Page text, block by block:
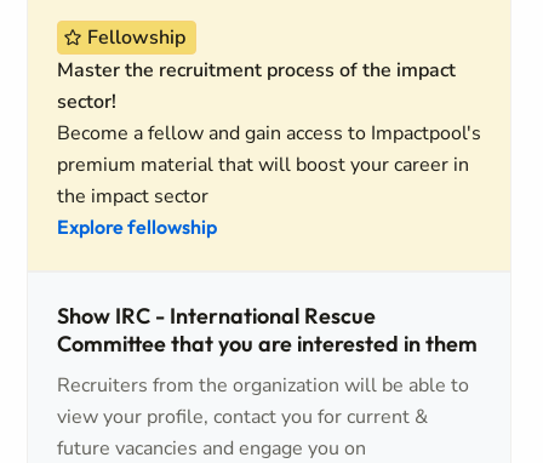
Fellowship
Master the recruitment process of the impact
sector!
Become a fellow and gain access to Impactpool's
premium material that will boost your career in
the impact sector
Explore fellowship
Show IRC - International Rescue
Committee that you are interested in them
Recruiters from the organization will be able to
view your profile, contact you for current &
future vacancies and engage you on